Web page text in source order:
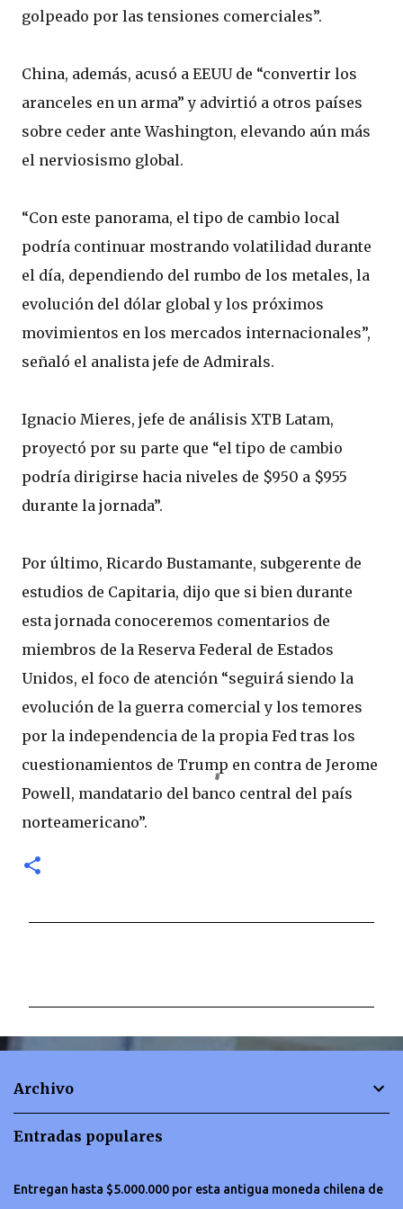
golpeado por las tensiones comerciales”.
China, además, acusó a EEUU de “convertir los
aranceles en un arma” y advirtió a otros países
sobre ceder ante Washington, elevando aún más
el nerviosismo global.
“Con este panorama, el tipo de cambio local
podría continuar mostrando volatilidad durante
el día, dependiendo del rumbo de los metales, la
evolución del dólar global y los próximos
movimientos en los mercados internacionales”,
señaló el analista jefe de Admirals.
Ignacio Mieres, jefe de análisis XTB Latam,
proyectó por su parte que “el tipo de cambio
podría dirigirse hacia niveles de $950 a $955
durante la jornada”.
Por último, Ricardo Bustamante, subgerente de
estudios de Capitaria, dijo que si bien durante
esta jornada conoceremos comentarios de
miembros de la Reserva Federal de Estados
Unidos, el foco de atención “seguirá siendo la
evolución de la guerra comercial y los temores
por la independencia de la propia Fed tras los
cuestionamientos de Trump en contra de Jerome
Powell, mandatario del banco central del país
norteamericano”.
n
Archivo
Entradas populares
Entregan hasta $5.000.000 por esta antigua moneda chilena de